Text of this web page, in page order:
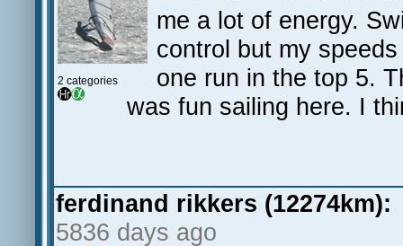
2 categories
me a lot of energy.
control but my
one run in the top 5.
was fun sailing here. I
ferdinand rikkers (12274km):
5836 days ago